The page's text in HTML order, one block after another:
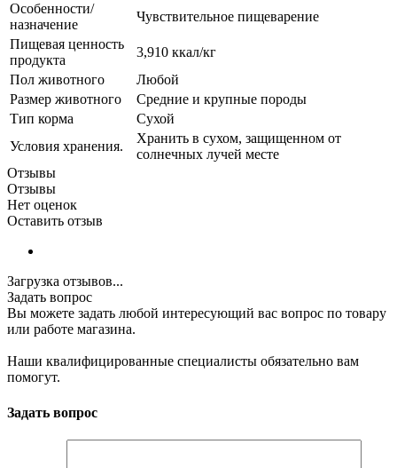
Особенности/
назначение
Чувствительное пищеварение
Пищевая ценность
продукта
3,910 ккал/кг
Пол животного
Любой
Размер животного
Средние и крупные породы
Тип корма
Сухой
Условия хранения.
Хранить в сухом, защищенном от
солнечных лучей месте
Отзывы
Отзывы
Нет оценок
Оставить отзыв
Загрузка отзывов...
Задать вопрос
Вы можете задать любой интересующий вас вопрос по товару
или работе магазина.
Наши квалифицированные специалисты обязательно вам
помогут.
Задать вопрос